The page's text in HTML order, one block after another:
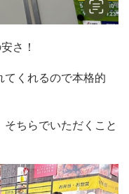
さ！
てくれるので本格的
ちらでいただくこと